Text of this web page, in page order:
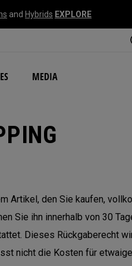
and Hybrids EXPLORE
MEDIA
Damascus Milled Collection
Artikel, den Sie kaufen,
Sie ihn innerhalb von 30
Dieses Rückgaberecht
nicht die Kosten für